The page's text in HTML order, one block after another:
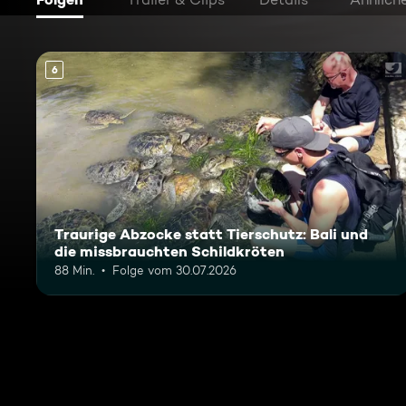
6
Traurige Abzocke statt Tierschutz: Bali und
die missbrauchten Schildkröten
88 Min. Folge vom 30.07.2026